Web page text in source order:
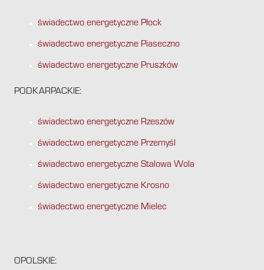
świadectwo energetyczne Płock
świadectwo energetyczne Piaseczno
świadectwo energetyczne Pruszków
PODKARPACKIE:
świadectwo energetyczne Rzeszów
świadectwo energetyczne Przemyśl
świadectwo energetyczne Stalowa Wola
świadectwo energetyczne Krosno
świadectwo energetyczne Mielec
OPOLSKIE: